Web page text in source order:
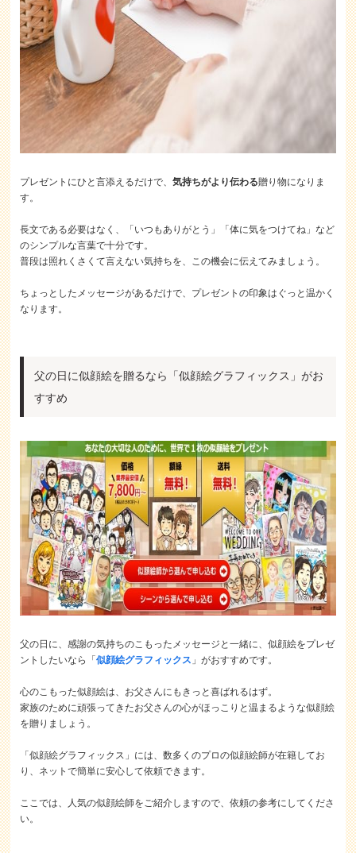
プレゼントにひと言添えるだけで、気持ちがより伝わる贈り物になりま
す。
長文である必要はなく、「いつもありがとう」「体に気をつけてね」など
のシンプルな言葉で十分です。
普段は照れくさくて言えない気持ちを、この機会に伝えてみましょう。
ちょっとしたメッセージがあるだけで、プレゼントの印象はぐっと温かく
なります。
父の日に似顔絵を贈るなら「似顔絵グラフィックス」がお
すすめ
父の日に、感謝の気持ちのこもったメッセージと一緒に、似顔絵をプレゼ
ントしたいなら
「似顔絵グラフィックス 」がおすすめです。
心のこもった似顔絵は、お父さんにもきっと喜ばれるはず。
家族のために頑張ってきたお父さんの心がほっこりと温まるような似顔絵
を贈りましょう。
「似顔絵グラフィックス」には、数多くのプロの似顔絵師が在籍してお
り、ネットで簡単に安心して依頼できます。
ここでは、人気の似顔絵師をご紹介しますので、依頼の参考にしてくださ
い。